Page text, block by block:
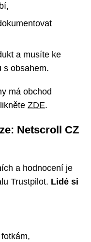
a musíte ke
s obsahem.
má obchod
ZDE.
Netscroll CZ
a hodnocení je
Trustpilot. Lidé si